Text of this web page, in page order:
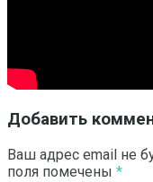
Добавить
Ваш адрес email не
поля помечены *